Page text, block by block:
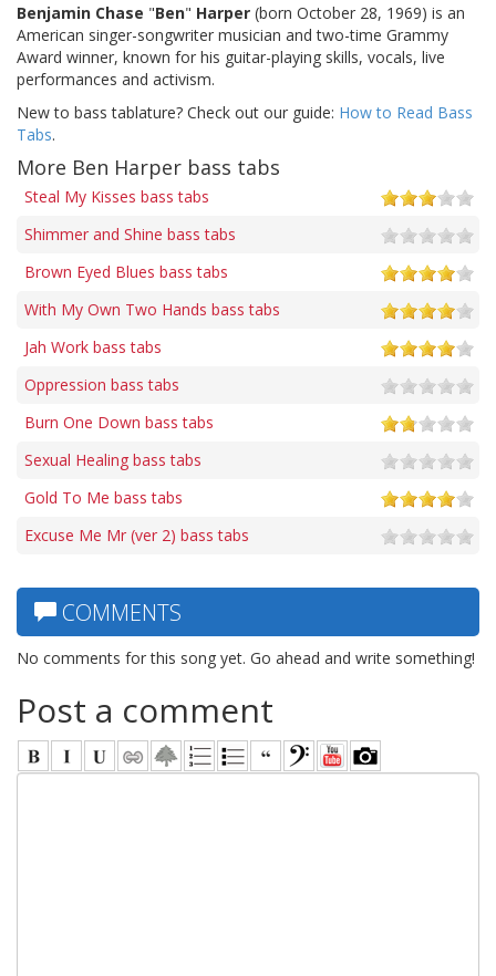
Benjamin Chase "Ben" Harper (born October 28, 1969) is an
American singer-songwriter musician and two-time Grammy
Award winner, known for his guitar-playing skills, vocals, live
performances and activism.
New to bass tablature? Check out our guide: How to Read Bass
Tabs.
More Ben Harper bass tabs
Steal My Kisses bass tabs
Shimmer and Shine bass tabs
Brown Eyed Blues bass tabs
With My Own Two Hands bass tabs
Jah Work bass tabs
Oppression bass tabs
Burn One Down bass tabs
Sexual Healing bass tabs
Gold To Me bass tabs
Excuse Me Mr (ver 2) bass tabs
COMMENTS
No comments for this song yet. Go ahead and write something!
Post a comment